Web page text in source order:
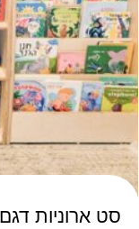
סט ארוניות
כמות סט ארוניות